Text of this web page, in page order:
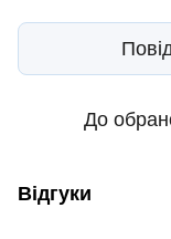
До
Відгуки